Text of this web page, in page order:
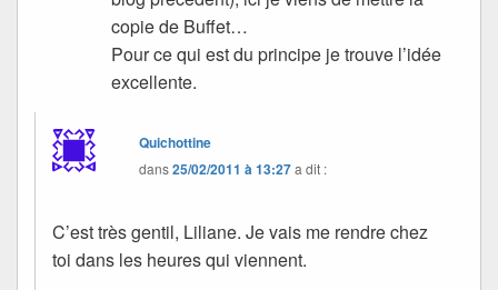
copie de Buffet…
Pour ce qui est du principe je trouve l’idée
excellente.
Quichottine
dans25/02/2011 à 13:27a dit :
C’est très gentil, Liliane. Je vais me rendre chez
toi dans les heures qui viennent.